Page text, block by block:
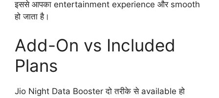
इससे आपका entertainment experience और smooth
हो जाता है।
Add-On vs Included
Plans
Jio Night Data Booster दो तरीके से available हो